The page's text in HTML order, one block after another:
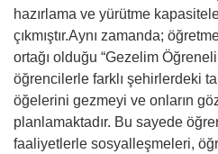
hazırlama ve yürütme
çıkmıştır.Aynı zamanda;
ortağı olduğu “Gezelim
öğrencilerle farklı şehirlerdeki
öğelerini gezmeyi ve onların
planlamaktadır. Bu sayede
faaliyetlerle sosyalleşmeleri,